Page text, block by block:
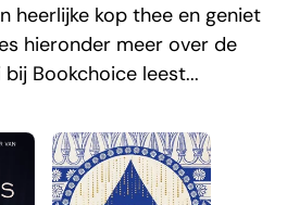
heerlijke kop thee en geniet
hieronder meer over de
Bookchoice leest...